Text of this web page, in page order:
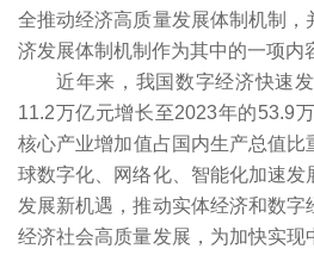
全推动经济高质量发展体制机制，
济发展体制机制作为其中的一项内
近年来，我国数字经济快速
11.2万亿元增长至2023年的53.9
核心产业增加值占国内生产总值比
球数字化、网络化、智能化加速发
发展新机遇，推动实体经济和数
经济社会高质量发展，为加快实现